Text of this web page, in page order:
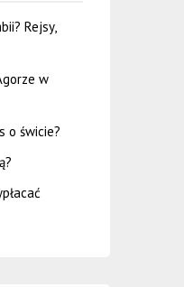
Rejsy,
w
o świcie?